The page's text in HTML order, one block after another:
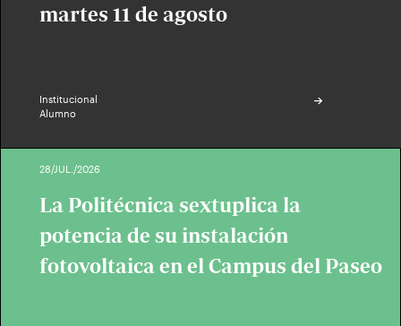
martes 11 de agosto
Institucional
Alumno
28/JUL./2026
La Politécnica sextuplica la
potencia de su instalación
fotovoltaica en el Campus del Paseo